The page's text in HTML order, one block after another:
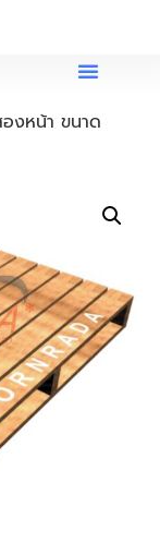
งหน้า ขนาด